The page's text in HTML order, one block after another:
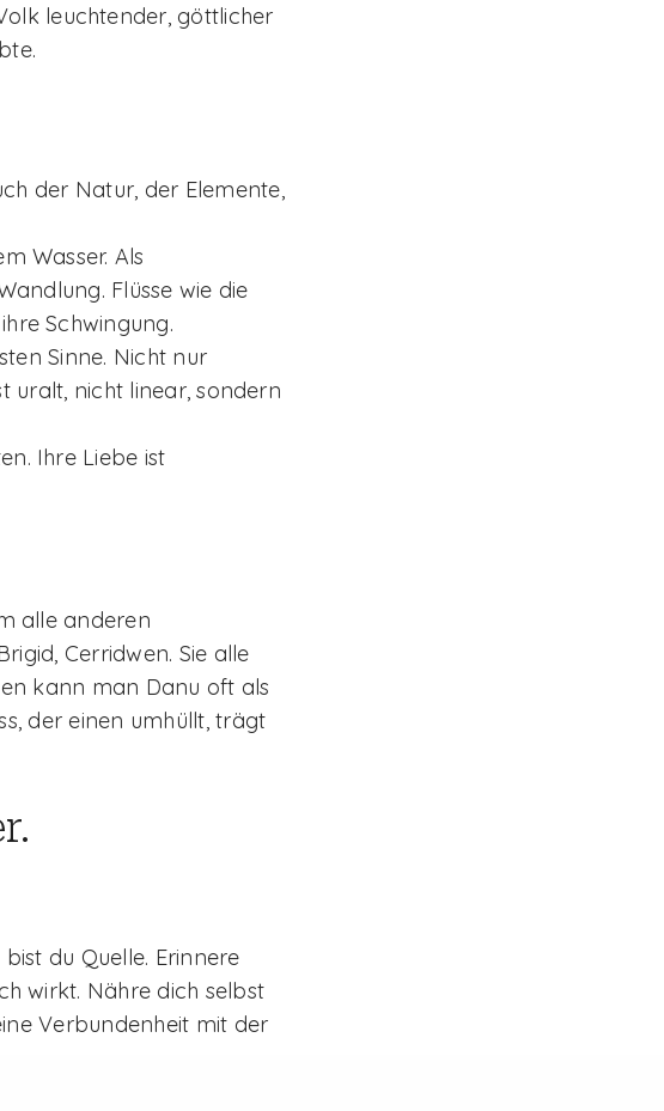
leuchtender, göttlicher
der Natur, der Elemente,
Wasser. Als
Flüsse wie die
Schwingung.
Sinne. Nicht nur
uralt, nicht linear, sondern
Ihre Liebe ist
alle anderen
Cerridwen. Sie alle
kann man Danu oft als
der einen umhüllt, trägt
du Quelle. Erinnere
wirkt. Nähre dich selbst
Verbundenheit mit der